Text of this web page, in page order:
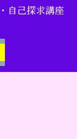
自己探求講座